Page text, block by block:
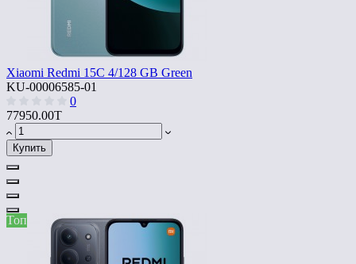
Xiaomi Redmi 15C 4/128 GB Green
KU-00006585-01
0
77950.00T
Купить
Топ